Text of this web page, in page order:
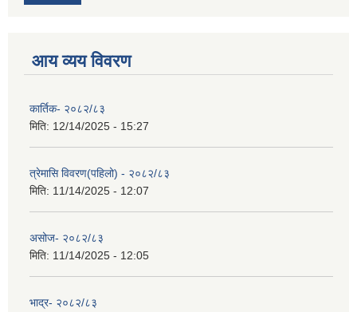
आय व्यय विवरण
कार्तिक- २०८२/८३
मिति: 12/14/2025 - 15:27
त्रेमासि विवरण(पहिलो) - २०८२/८३
मिति: 11/14/2025 - 12:07
असोज- २०८२/८३
मिति: 11/14/2025 - 12:05
भाद्र- २०८२/८३